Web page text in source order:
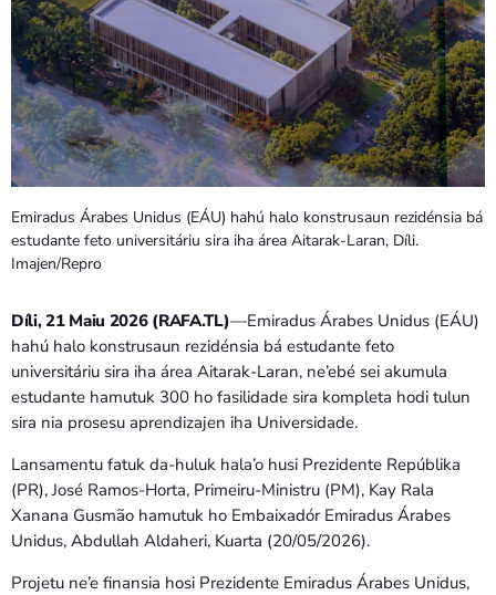
KONTAKTU SIRA
TÉTUM keyboard_arrow_down
TÉTUM
PORTUGUÊS
PRÓXIMOS PROGRAMAS
Emiradus Árabes Unidus (EÁU) hahú halo konstrusaun rezidénsia bá
estudante feto universitáriu sira iha área Aitarak-Laran, Díli.
Imajen/Repro
Díli, 21 Maiu 2026 (RAFA.TL)—Emiradus Árabes Unidus (EÁU)
hahú halo konstrusaun rezidénsia bá estudante feto
universitáriu sira iha área Aitarak-Laran, ne’ebé sei akumula
estudante hamutuk 300 ho fasilidade sira kompleta hodi tulun
sira nia prosesu aprendizajen iha Universidade.
Lansamentu fatuk da-huluk hala’o husi Prezidente Repúblika
(PR), José Ramos-Horta, Primeiru-Ministru (PM), Kay Rala
Xanana Gusmão hamutuk ho Embaixadór Emiradus Árabes
Unidus, Abdullah Aldaheri, Kuarta (20/05/2026).
Projetu ne’e finansia hosi Prezidente Emiradus Árabes Unidus,